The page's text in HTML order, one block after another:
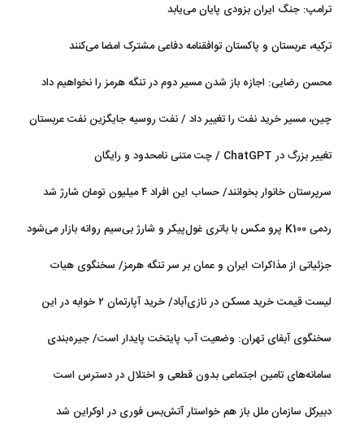
ترامپ: جنگ ایران بزودی پایان می‌یابد
ترکیه، عربستان و پاکستان توافقنامه دفاعی مشترک امضا می‌کنند
محسن رضایی: اجازه باز شدن مسیر دوم در تنگه هرمز را نخواهیم داد
چین، مسیر خرید نفت را تغییر داد / نفت روسیه جایگزین نفت عربستان
تغییر بزرگ در ChatGPT / چت متنی نامحدود و رایگان
سرپرستان خانوار بخوانند/ حساب این افراد ۴ میلیون تومان شارژ شد
ردمی K100 پرو مکس با باتری غول‌پیکر و شارژ بی‌سیم روانه بازار می‌شود
جزئیاتی از مذاکرات ایران و عمان بر سر تنگه هرمز/ سخنگوی هیات
رئیسه مجلس: بیانیه‌ای شامل تصحیح مسیر تردد دریایی در تنگه، در
لیست قیمت خرید مسکن در نازی‌آباد/ خرید آپارتمان ۲ خوابه در این
منطقه چقدر سرمایه نیاز دارد؟ + جدول مردادماه ۱۴۰۵
سخنگوی آبفای تهران: وضعیت آب پایتخت پایدار است/ جیره‌بندی
سامانه‌های تامین اجتماعی بدون قطعی و اختلال در دسترس است
دبیرکل سازمان ملل باز هم خواستار آتش‌بس فوری در اوکراین شد